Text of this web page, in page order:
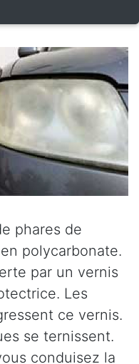
phares de
polycarbonate.
par un vernis
Les
ce vernis.
se ternissent.
conduisez la